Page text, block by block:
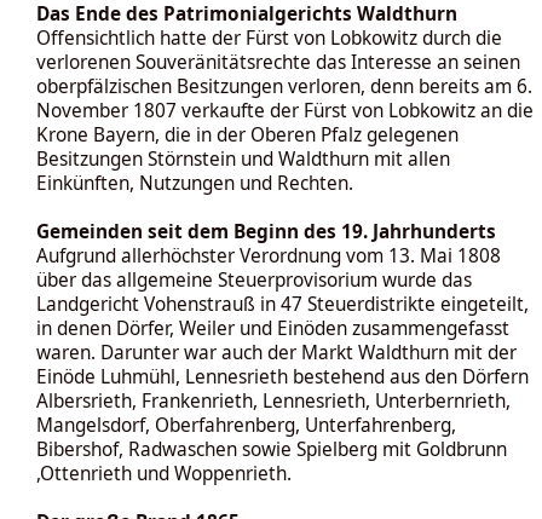
Das Ende des Patrimonialgerichts Waldthurn
Offensichtlich hatte der Fürst von Lobkowitz durch die
verlorenen Souveränitätsrechte das Interesse an seinen
oberpfälzischen Besitzungen verloren, denn bereits am 6.
November 1807 verkaufte der Fürst von Lobkowitz an die
Krone Bayern, die in der Oberen Pfalz gelegenen
Besitzungen Störnstein und Waldthurn mit allen
Einkünften, Nutzungen und Rechten.
Gemeinden seit dem Beginn des 19. Jahrhunderts
Aufgrund allerhöchster Verordnung vom 13. Mai 1808
über das allgemeine Steuerprovisorium wurde das
Landgericht Vohenstrauß in 47 Steuerdistrikte eingeteilt,
in denen Dörfer, Weiler und Einöden zusammengefasst
waren. Darunter war auch der Markt Waldthurn mit der
Einöde Luhmühl, Lennesrieth bestehend aus den Dörfern
Albersrieth, Frankenrieth, Lennesrieth, Unterbernrieth,
Mangelsdorf, Oberfahrenberg, Unterfahrenberg,
Bibershof, Radwaschen sowie Spielberg mit Goldbrunn
,Ottenrieth und Woppenrieth.